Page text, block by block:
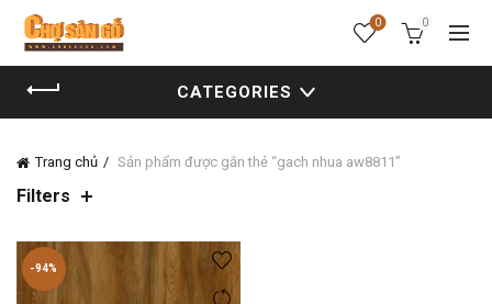
0 0
CATEGORIES
Trang chủ Sản phẩm được gắn thẻ “gach nhua aw8811”
Filters
-94%